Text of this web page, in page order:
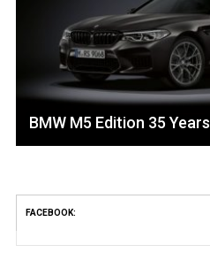
BMW M5 Edition 35 Years
FACEBOOK: